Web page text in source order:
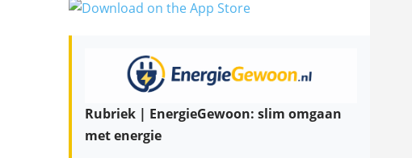
Rubriek | EnergieGewoon: slim omgaan
met energie